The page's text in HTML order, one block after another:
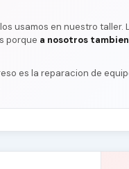
usamos en nuestro taller.
porque a nosotros
es la reparacion de